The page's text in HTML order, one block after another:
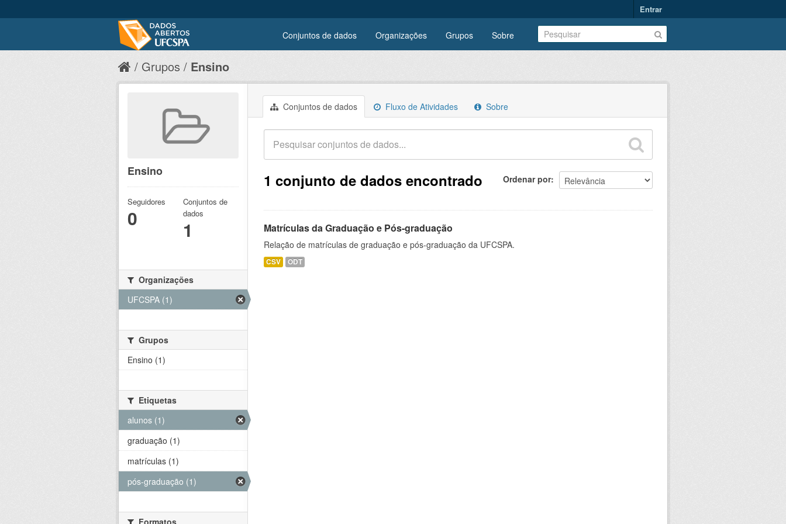
Entrar
Conjuntos de dados Organizações Grupos Sobre
Grupos Ensino
Conjuntos de dados Fluxo de Atividades Sobre
Ordenar por
1 conjunto de dados encontrado
Matrículas da Graduação e Pós-graduação
Relação de matrículas de graduação e pós-graduação da UFCSPA.
CSV ODT
Ensino
Seguidores
0
Conjuntos de
dados
1
Organizações
UFCSPA (1)
Grupos
Ensino (1)
Etiquetas
alunos (1)
graduação (1)
matrículas (1)
pós-graduação (1)